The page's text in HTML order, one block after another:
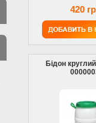
420
Бідон